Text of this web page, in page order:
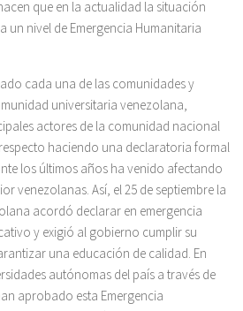
que en la actualidad la situación
un nivel de Emergencia Humanitaria
cada una de las comunidades y
universitaria venezolana,
actores de la comunidad nacional
haciendo una declaratoria formal
los últimos años ha venido afectando
venezolanas. Así, el 25 de septiembre la
acordó declarar en emergencia
y exigió al gobierno cumplir su
una educación de calidad. En
autónomas del país a través de
aprobado esta Emergencia